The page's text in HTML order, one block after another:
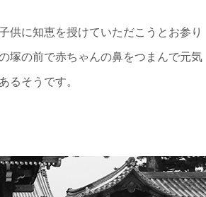
供に知恵を授けていただこうとお参り
塚の前で赤ちゃんの鼻をつまんで元気
るそうです。